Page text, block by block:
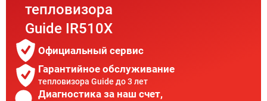
тепловизора
Guide IR510X
Официальный сервис
Гарантийное обслуживание
тепловизора Guide до 3 лет
Диагностика за наш счет,